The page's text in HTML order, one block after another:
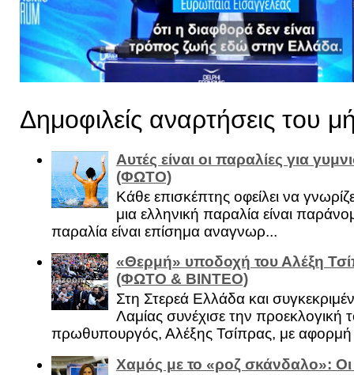
Δημοφιλείς αναρτήσεις του
Αυτές είναι οι παραλίες για
(ΦΩΤΟ)
Κάθε επισκέπτης οφείλει να
μια ελληνική παραλία είναι
παραλία είναι επίσημα αναγνωρ...
«Θερμή» υποδοχή του Αλέξη
(ΦΩΤΟ & ΒΙΝΤΕΟ)
Στη Στερεά Ελλάδα και
Λαμίας συνέχισε την προεκλογική
πρωθυπουργός, Αλέξης Τσίπρας, με αφορμή
Χαμός με το «ροζ σκάνδαλο»: Οι